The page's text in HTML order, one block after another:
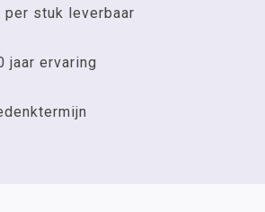
per stuk leverbaar
jaar ervaring